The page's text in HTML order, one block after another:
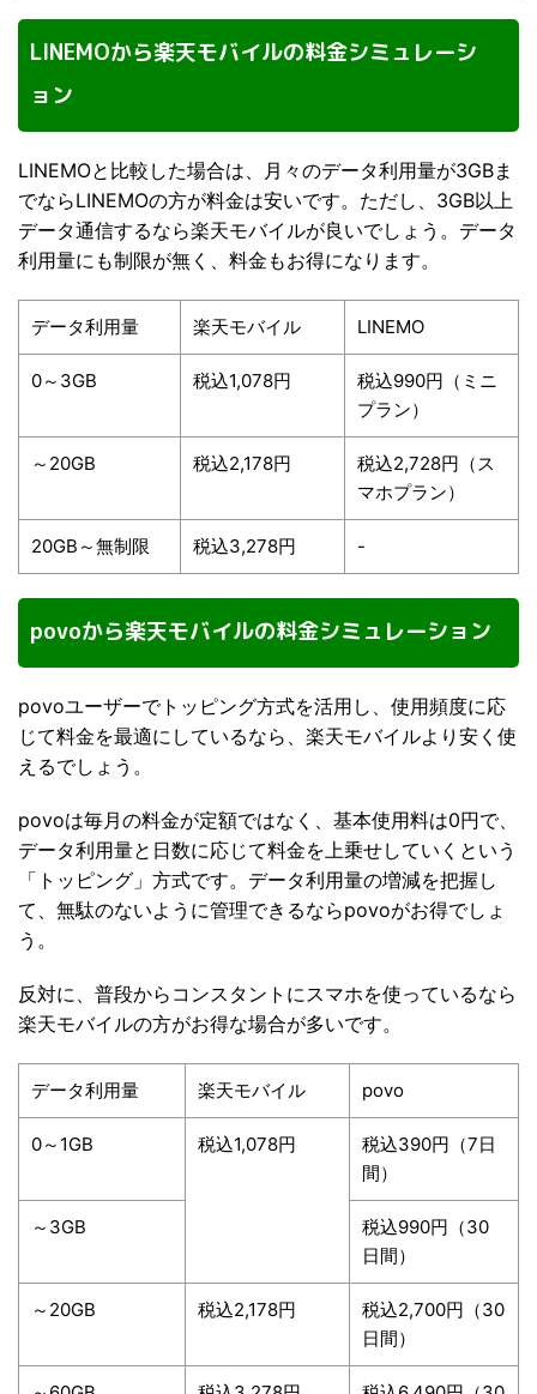
LINEMOから楽天モバイルの料金シミュレーシ
ョン
LINEMOと比較した場合は、月々のデータ利用量が3GBま
でならLINEMOの方が料金は安いです。ただし、3GB以上
データ通信するなら楽天モバイルが良いでしょう。データ
利用量にも制限が無く、料金もお得になります。
データ利用量 楽天モバイル LINEMO
0～3GB 税込1,078円
税込990円（ミニ
プラン）
～20GB 税込2,178円
税込2,728円（ス
マホプラン）
20GB～無制限 税込3,278円 -
povoから楽天モバイルの料金シミュレーション
povoユーザーでトッピング方式を活用し、使用頻度に応
じて料金を最適にしているなら、楽天モバイルより安く使
えるでしょう。
povoは毎月の料金が定額ではなく、基本使用料は0円で、
データ利用量と日数に応じて料金を上乗せしていくという
「トッピング」方式です。データ利用量の増減を把握し
て、無駄のないように管理できるならpovoがお得でしょ
う。
反対に、普段からコンスタントにスマホを使っているなら
楽天モバイルの方がお得な場合が多いです。
データ利用量 楽天モバイル povo
0～1GB 税込1,078円
税込390円（7日
間）
～3GB
税込990円（30
日間）
～20GB 税込2,178円
税込2,700円（30
日間）